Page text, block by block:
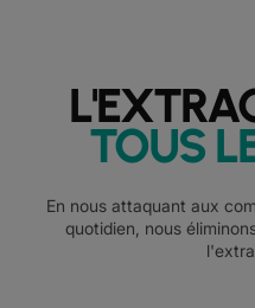
TOUS
En nous attaquant aux
quotidien, nous